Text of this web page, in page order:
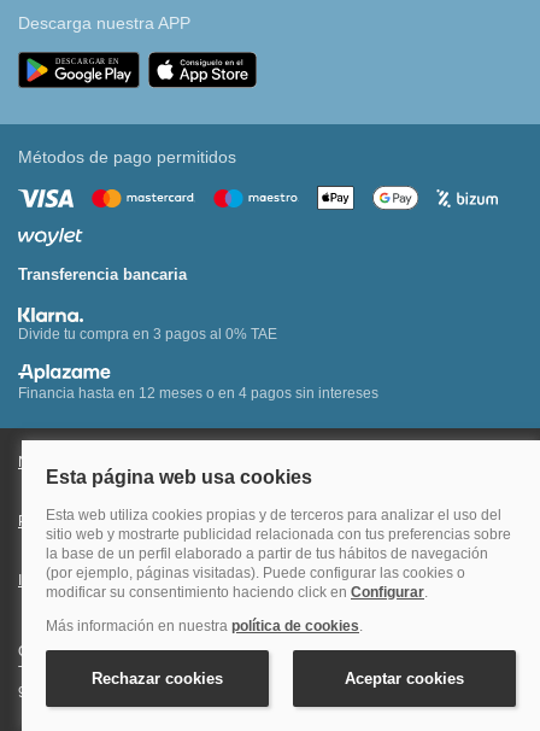
Descarga nuestra APP
Métodos de pago permitidos
Transferencia bancaria
Divide tu compra en 3 pagos al 0% TAE
Financia hasta en 12 meses o en 4 pagos sin intereses
Nota legal y condiciones de uso de la página web
Política de Privacidad Condiciones Generales de Contratación
Información Legal sobre Mercados en Línea
Quehoteles.com - Especialistas en hoteles © Copyright Veturis Travel S.A.
Todos los derechos reservados. Autorización nº I-AV0000879.4 Tel: +34
915759999